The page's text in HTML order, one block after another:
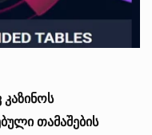
თამაშების